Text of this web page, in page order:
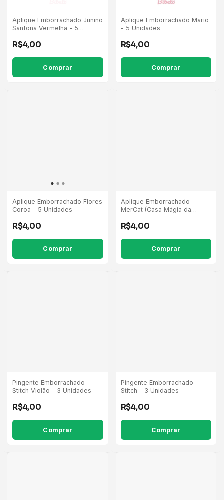
Aplique Emborrachado Junino
Sanfona Vermelha - 5
R$4,00
Aplique Emborrachado Mario
- 5 Unidades
R$4,00
Aplique Emborrachado Flores
Coroa - 5 Unidades
R$4,00
Comprar
Aplique Emborrachado
MerCat (Casa Mágia da
R$4,00
Pingente Emborrachado
Stitch Violão - 3 Unidades
R$4,00
Pingente Emborrachado
Stitch - 3 Unidades
R$4,00